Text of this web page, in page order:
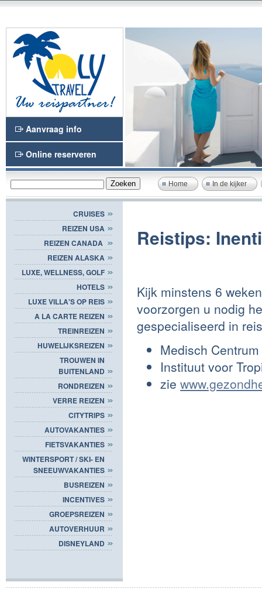
Aanvraag info
Online reserveren
Home In de kijker
CRUISES
REIZEN USA
REIZEN CANADA
REIZEN ALASKA
LUXE, WELLNESS, GOLF
HOTELS
LUXE VILLA'S OP REIS
A LA CARTE REIZEN
TREINREIZEN
HUWELIJKSREIZEN
TROUWEN IN
BUITENLAND
RONDREIZEN
VERRE REIZEN
CITYTRIPS
AUTOVAKANTIES
FIETSVAKANTIES
WINTERSPORT / SKI- EN
SNEEUWVAKANTIES
BUSREIZEN
INCENTIVES
GROEPSREIZEN
AUTOVERHUUR
DISNEYLAND
Reistips:
Kijk minstens 6
voorzorgen u nodig
gespecialiseerd in
Medisch
Instituut voor
zie